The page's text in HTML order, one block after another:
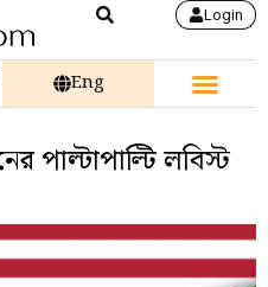
Login
Eng
পাল্টাপাল্টি লবিস্ট